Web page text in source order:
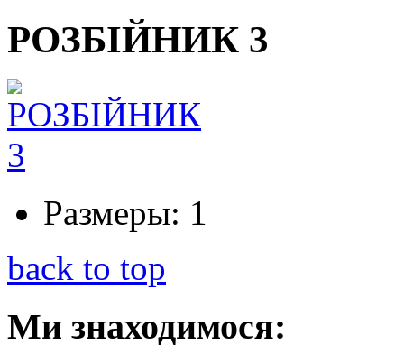
РОЗБІЙНИК 3
Размеры: 1
back to top
Ми знаходимося: